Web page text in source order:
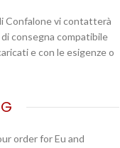
Confalone vi contatterà
consegna compatibile
e con le esigenze o
order for Eu and